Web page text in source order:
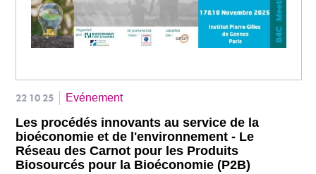
22 10 25 Evénement
Les procédés innovants au service de la
bioéconomie et de l'environnement - Le
Réseau des Carnot pour les Produits
Biosourcés pour la Bioéconomie (P2B)